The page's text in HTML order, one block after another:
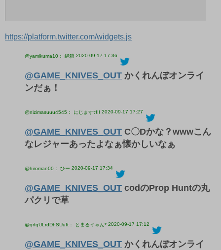
https://platform.twitter.com/widgets.js
@yamikuma10： 絶狼 2020-09-17 17:36
@GAME_KNIVES_OUT かくれんぼオンライ
ンだぁ！
@nizimasuuu4545： にじますｯ!!! 2020-09-17 17:27
@GAME_KNIVES_OUT C〇Dかな？wwwこん
なレジャーあったよなぁ懐かしいなぁ
@hiromae00： ひー 2020-09-17 17:34
@GAME_KNIVES_OUT codのProp Huntの丸
パクリで草
@qrfqULrdDhSUuft： とまるㄘゃん* 2020-09-17 17:12
@GAME_KNIVES_OUT かくれんぼオンライ